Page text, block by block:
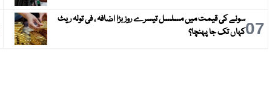
07سونے کی قیمت میں مسلسل تیسرے روز بڑا اضافہ ، فی تولہ ریٹ
کہاں تک جا پہنچا؟